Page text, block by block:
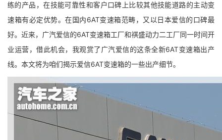
练的产品，在技能可靠性和客户口碑上比较其他技能道路的主动变
速箱有必定优势。在国内6AT变速箱范畴，又以日本爱信的口碑最
好。近来，广汽爱信的6AT变速箱工厂和祺盛动力二工厂同一时间开
业运营，借此机会，我观赏了广汽爱信的这条全新6AT变速箱出产
线。本文将为咱们揭示爱信6AT变速箱的一些出产细节。